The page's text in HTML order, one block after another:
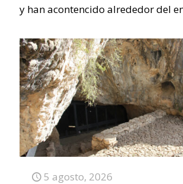
y han acontencido alrededor del
5 agosto, 2026